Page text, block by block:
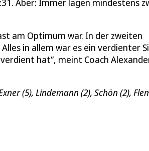
am Optimum war. In der zweiten
in allem war es ein verdienter
hat“, meint Coach
(5), Lindemann (2), Schön (2),